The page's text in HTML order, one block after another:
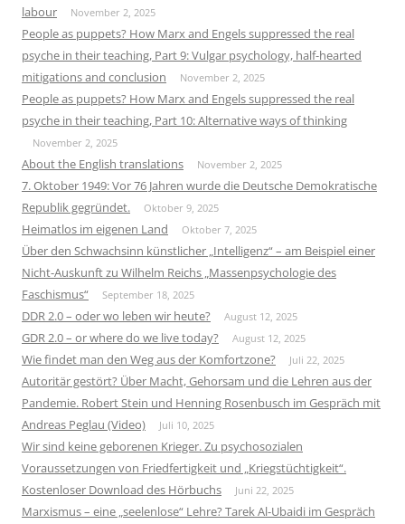
labour
November 2, 2025
People as puppets? How Marx and Engels suppressed the real
psyche in their teaching, Part 9: Vulgar psychology, half-hearted
mitigations and conclusion
November 2, 2025
People as puppets? How Marx and Engels suppressed the real
psyche in their teaching, Part 10: Alternative ways of thinking
November 2, 2025
About the English translations November 2, 2025
7. Oktober 1949: Vor 76 Jahren wurde die Deutsche Demokratische
Republik gegründet.
Oktober 9, 2025
Heimatlos im eigenen Land Oktober 7, 2025
Über den Schwachsinn künstlicher „Intelligenz“ – am Beispiel einer
Nicht-Auskunft zu Wilhelm Reichs „Massenpsychologie des
Faschismus“
September 18, 2025
DDR 2.0 – oder wo leben wir heute? August 12, 2025
GDR 2.0 – or where do we live today? August 12, 2025
Wie findet man den Weg aus der Komfortzone? Juli 22, 2025
Autoritär gestört? Über Macht, Gehorsam und die Lehren aus der
Pandemie. Robert Stein und Henning Rosenbusch im Gespräch mit
Andreas Peglau (Video)
Juli 10, 2025
Wir sind keine geborenen Krieger. Zu psychosozialen
Voraussetzungen von Friedfertigkeit und „Kriegstüchtigkeit“.
Kostenloser Download des Hörbuchs
Juni 22, 2025
Marxismus – eine „seelenlose“ Lehre? Tarek Al-Ubaidi im Gespräch